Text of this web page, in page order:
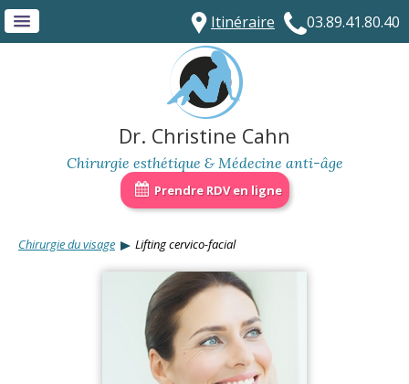
03.89.41.80.40
Itinéraire
Dr. Christine Cahn
Chirurgie esthétique & Médecine anti-âge
Prendre RDV en ligne
Chirurgie du visage Lifting cervico-facial